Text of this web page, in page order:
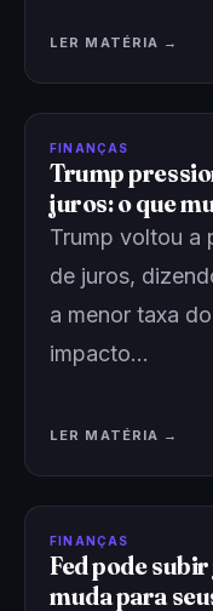
LER MATÉRIA →
FINANÇAS
Trump
juros: o que
Trump voltou a
de juros,
a menor taxa
impacto…
LER MATÉRIA →
FINANÇAS
Fed pode
muda para